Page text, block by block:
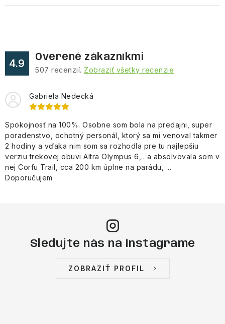
4.9
Overené zákazníkmi
507 recenzií. Zobraziť všetky recenzie
Gabriela Nedecká
Spokojnosť na 100%. Osobne som bola na predajni, super
poradenstvo, ochotný personál, ktorý sa mi venoval takmer
2 hodiny a vďaka nim som sa rozhodla pre tu najlepšiu
verziu trekovej obuvi Altra Olympus 6,.. a absolvovala som v
nej Corfu Trail, cca 200 km úplne na parádu, ...
Doporučujem
Sledujte nás na Instagrame
ZOBRAZIŤ PROFIL